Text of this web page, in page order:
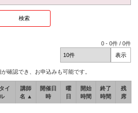
0 -0件 /0件
確認でき、お申込みも可能です。
イ
講師
名 ▲
開催日
時
曜
日
開始
時間
終了
時間
残
席